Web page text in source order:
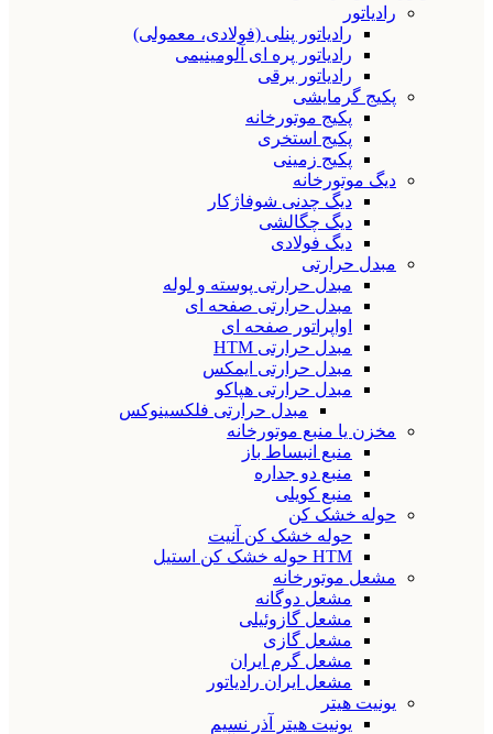
رادیاتور
رادیاتور پنلی (فولادی، معمولی)
رادیاتور پره ای آلومینیمی
رادیاتور برقی
پکیج گرمایشی
پکیج موتورخانه
پکیج استخری
پکیج زمینی
دیگ موتورخانه
دیگ چدنی شوفاژکار
دیگ چگالشی
دیگ فولادی
مبدل حرارتی
مبدل حرارتی پوسته و لوله
مبدل حرارتی صفحه ای
اواپراتور صفحه ای
مبدل حرارتی HTM
مبدل حرارتی ایمکس
مبدل حرارتی هپاکو
مبدل حرارتی فلکسینوکس
مخزن یا منبع موتورخانه
منبع انبساط باز
منبع دو جداره
منبع کویلی
حوله خشک کن
حوله خشک کن آنیت
HTM حوله خشک کن استیل
مشعل موتورخانه
مشعل دوگانه
مشعل گازوئیلی
مشعل گازی
مشعل گرم ایران
مشعل ایران رادیاتور
یونیت هیتر
یونیت هیتر آذر نسیم